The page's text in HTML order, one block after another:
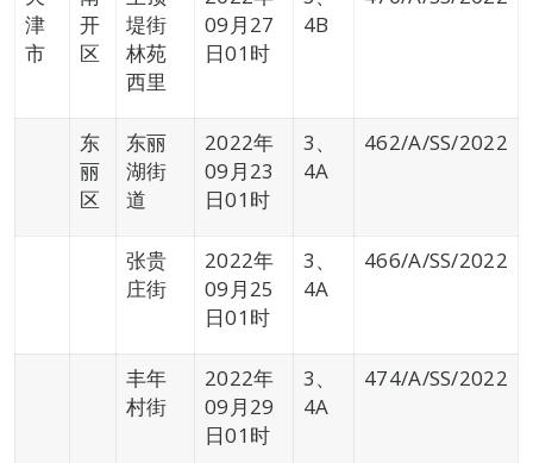
津
市
开
区
堤街
林苑
西里
09月27
日01时
4B
东
丽
区
东丽
湖街
道
2022年
09月23
日01时
3、
4A
462/A/SS/2022
张贵
庄街
2022年
09月25
日01时
3、
4A
466/A/SS/2022
丰年
村街
2022年
09月29
日01时
3、
4A
474/A/SS/2022